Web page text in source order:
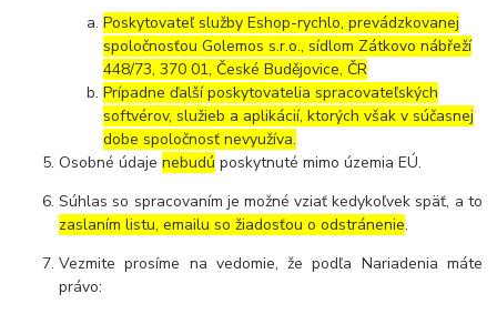
Poskytovateľ služby Eshop-rychlo, prevádzkovanej
spoločnosťou Golemos s.r.o., sídlom Zátkovo nábřeží
448/73, 370 01, České Budějovice, ČR
Prípadne ďalší poskytovatelia spracovateľských
softvérov, služieb a aplikácií, ktorých však v súčasnej
dobe spoločnosť nevyužíva.
Osobné údajenebudú poskytnuté mimo územia EÚ.
Súhlas so spracovaním je možné vziať kedykoľvek späť, a to
zaslaním listu, emailu so žiadosťou o odstránenie.
Vezmite prosíme na vedomie, že podľa Nariadenia máte
právo: